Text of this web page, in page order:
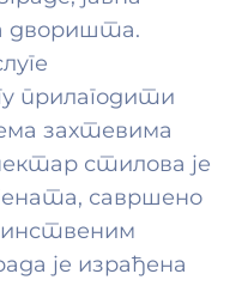
дворишта.
прилагодити
захтевима
стилова је
савршено
је израђена